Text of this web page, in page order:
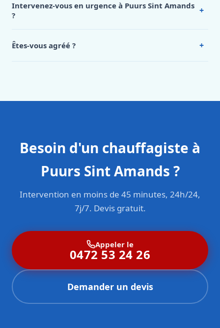
Sint Amands, appelez le 0472 53 24 26.
Intervenez-vous en urgence à Puurs Sint Amands
?
+
Êtes-vous agréé ? +
Besoin d'un chauffagiste à
Puurs Sint Amands ?
Intervention en moins de 45 minutes, 24h/24,
7j/7. Devis gratuit.
Appeler le
0472 53 24 26
Demander un devis